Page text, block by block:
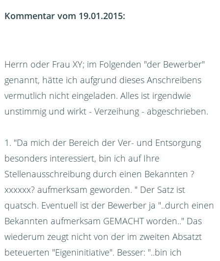
Kommentar vom 19.01.2015:
Herrn oder Frau XY; im Folgenden "der Bewerber"
genannt, hätte ich aufgrund dieses Anschreibens
vermutlich nicht eingeladen. Alles ist irgendwie
unstimmig und wirkt - Verzeihung - abgeschrieben.
1. "Da mich der Bereich der Ver- und Entsorgung
besonders interessiert, bin ich auf Ihre
Stellenausschreibung durch einen Bekannten ?
xxxxxx? aufmerksam geworden. " Der Satz ist
quatsch. Eventuell ist der Bewerber ja "..durch einen
Bekannten aufmerksam GEMACHT worden.." Das
wiederum zeugt nicht von der im zweiten Absatzt
beteuerten "Eigeninitiative". Besser: "..bin ich